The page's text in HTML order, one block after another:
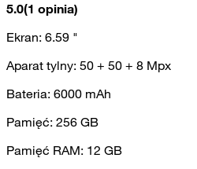
5.0(1 opinia)
Ekran: 6.59 "
Aparat tylny: 50 + 50 + 8 Mpx
Bateria: 6000 mAh
Pamięć: 256 GB
Pamięć RAM: 12 GB